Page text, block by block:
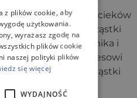
stałe, lżejsze od ścieków
tworząc kożuch, cząstki
się na dnie zbiornika i
powolnemu procesowi
beztlenowym. Cząstki
na substancje
z plików cookie, aby
użytkowania.
wyrażasz zgodę na
plików cookie
naszej polityki plików
się więcej
WYDAJNOŚĆ